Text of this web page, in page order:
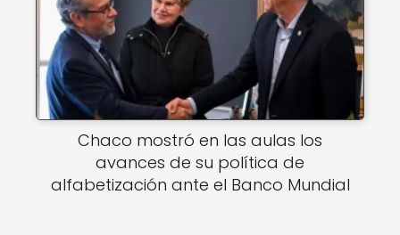
Chaco mostró en las aulas los
avances de su política de
alfabetización ante el Banco Mundial